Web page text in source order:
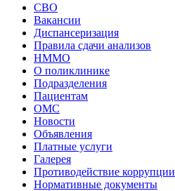
СВО
Вакансии
Диспансеризация
Правила сдачи анализов
НММО
О поликлинике
Подразделения
Пациентам
ОМС
Новости
Объявления
Платные услуги
Галерея
Противодействие коррупции
Нормативные документы